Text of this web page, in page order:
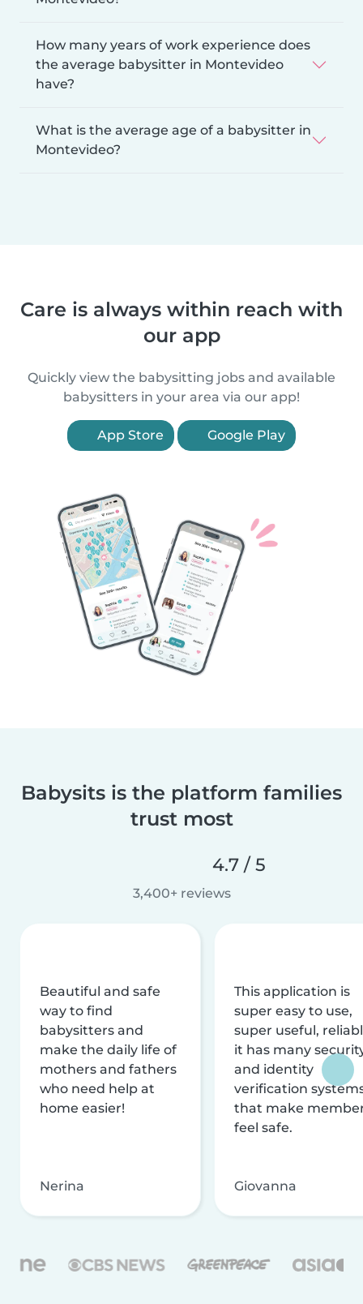
How many years of work experience does
the average babysitter in Montevideo
have?
What is the average age of a babysitter in
Montevideo?
Care is always within reach with
our app
Quickly view the babysitting jobs and available
babysitters in your area via our app!
App Store Google Play
Babysits is the platform families
trust most
4.7 / 5
3,400+ reviews
Beautiful and safe
way to find
babysitters and
make the daily life of
mothers and fathers
who need help at
home easier!
Nerina
This application is
super easy to use,
super useful,
it has many
and identity
verification
that make
feel safe.
Giovanna